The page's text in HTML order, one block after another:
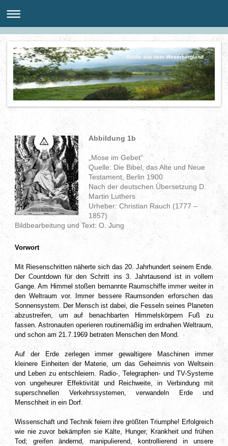
Grüße aus dem Weserbergland
Abbildung 1b
„Mose im Gebet“
Quelle: Die Bibel, das Alte und Neue
Testament, Berlin 1900
Nach der deutschen Übersetzung D.
Martin Luthers
Urheber: Christian Rauch (1777 –
1857)
Bildbearbeitung und Text: O. Jung
Vorwort
Mit Riesenschritten näherte sich das 20. Jahrhundert seinem Ende.
Der Countdown für den Schritt ins 3. Jahrtausend ist in vollem
Gange. Am Himmel stoßen bemannte Raumschiffe immer weiter in
den Weltraum vor. Immer bessere Raumsonden erforschen das
Sonnensystem. Der Mensch ist dabei, die Fesseln seines Planeten
abzustreifen, um auf benachbarten Himmelskörpern Fuß zu
fassen. Astronauten operieren routinemäßig im erdnahen Weltraum,
und schon am 21.7.1969 betraten Menschen den Mond.
Auf der Erde zerlegen immer gewaltigere Maschinen immer
kleinere Einheiten der Materie, um das Geheimnis von Weltsein
und Leben zu entschleiern. Radio-, Telegraphen- und TV-Systeme
von ungeheurer Effektivität und Reichweite, in Verbindung mit
superschnellen Verkehrssystemen, verwandeln Erde und
Menschheit in ein Dorf.
Wissenschaft und Technik feiern ihre größten Triumphe! Erfolgreich
wie nie zuvor bekämpfen sie Kälte, Hunger, Krankheit und frühen
Tod; greifen ändernd, manipulierend, kontrollierend in unsere